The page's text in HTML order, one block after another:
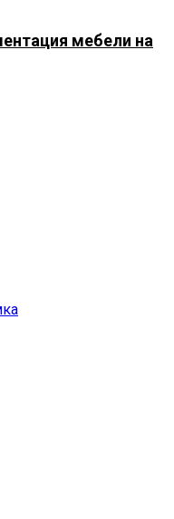
мебели на